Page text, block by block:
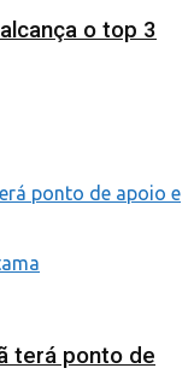
o top 3
terá ponto de